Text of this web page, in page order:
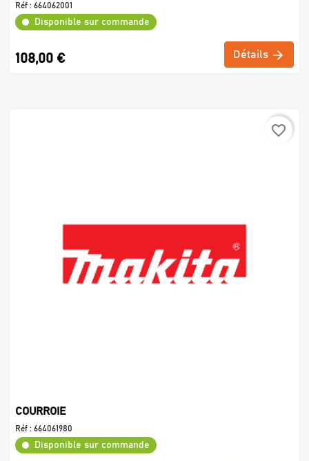
Réf : 664062001
Disponible sur commande
108,00 € Détails
favorite_border
COURROIE
Réf : 664061980
Disponible sur commande